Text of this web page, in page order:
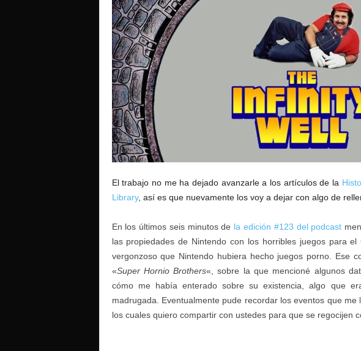
El trabajo no me ha dejado avanzarle a los artículos de la
Library, así es que nuevamente los voy a dejar con algo de
En los últimos seis minutos de la edición #123 del podcast
las propiedades de Nintendo con los horribles juegos para el
vergonzoso que Nintendo hubiera hecho juegos porno. Ese
«Super Hornio Brothers«, sobre la que mencioné algunos
cómo me había enterado sobre su existencia, algo que
madrugada. Eventualmente pude recordar los eventos que
los cuales quiero compartir con ustedes para que se regocijen